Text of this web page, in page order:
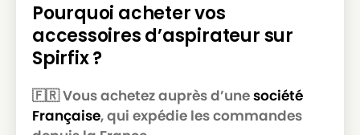
ROWENTA
ROWENTA RO2323EA POWER SPACE
ROWENTA
ROWENTA RO2333EA
ROWENTA
ROWENTA RO2366EA
ROWENTA
ROWENTA RO2366EA 4Q0
Pourquoi acheter vos
accessoires d’aspirateur sur
Spirfix ?
🇫🇷 Vous achetez auprès d’unesociété
Française, qui expédie les commandes